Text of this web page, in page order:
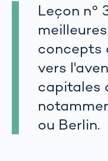
Leçon n°
concepts
vers
capitales
ou Berlin.